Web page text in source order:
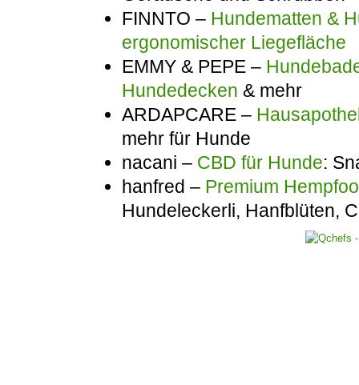
FINNTO – Hundematten &
ergonomischer Liegefläche
EMMY & PEPE –
Hundedecken & mehr
ARDAPCARE –
mehr für Hunde
nacani – CBD für Hunde:
hanfred – Premium
Hundeleckerli, Hanfblüten,